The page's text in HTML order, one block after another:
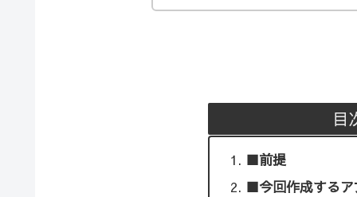
目
■前提
■今回作成するア